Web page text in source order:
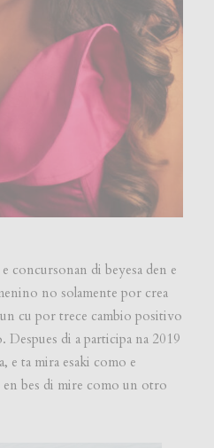
concursonan di beyesa den e
no solamente por crea
cu por trece cambio positivo
di a participa na 2019
e ta mira esaki como e
bes di mire como un otro